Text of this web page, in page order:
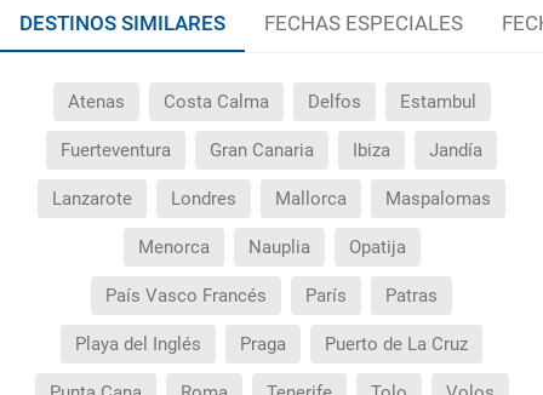
DESTINOS SIMILARES FECHAS ESPECIALES
Atenas Costa Calma Delfos Estambul
Fuerteventura Gran Canaria Ibiza Jandía
Lanzarote Londres Mallorca Maspalomas
Menorca Nauplia Opatija
País Vasco Francés París Patras
Playa del Inglés Praga Puerto de La Cruz